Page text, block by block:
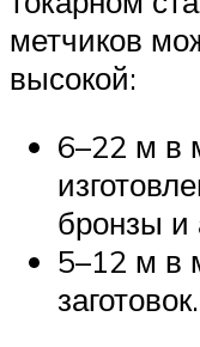
метчиков
высокой:
6–22 м в
бронзы
5–12 м в
заготовок.